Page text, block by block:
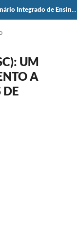
Seminário de Iniciação Científica e Seminário Integrado de Ensino, Pesquisa e Extensão (SIEPE)
UM
A
DE